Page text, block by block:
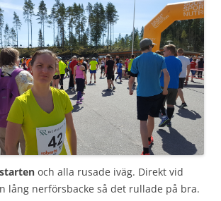
och alla rusade iväg. Direkt vid
lång nerförsbacke så det rullade på bra.